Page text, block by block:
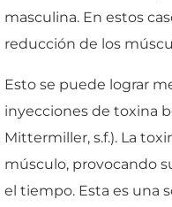
masculina. En estos
reducción de los
Esto se puede lograr
inyecciones de toxina
Mittermiller, s.f.). La
músculo, provocando
el tiempo. Esta es una